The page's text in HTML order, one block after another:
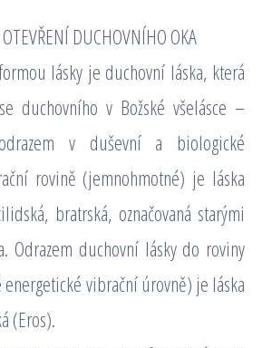
DUCHOVNÍHO OKA
lásky je duchovní láska, která
duchovního v Božské všelásce –
v duševní a biologické
rovině (jemnohmotné) je láska
bratrská, označovaná starými
Odrazem duchovní lásky do roviny
vibrační úrovně) je láska
(Eros).